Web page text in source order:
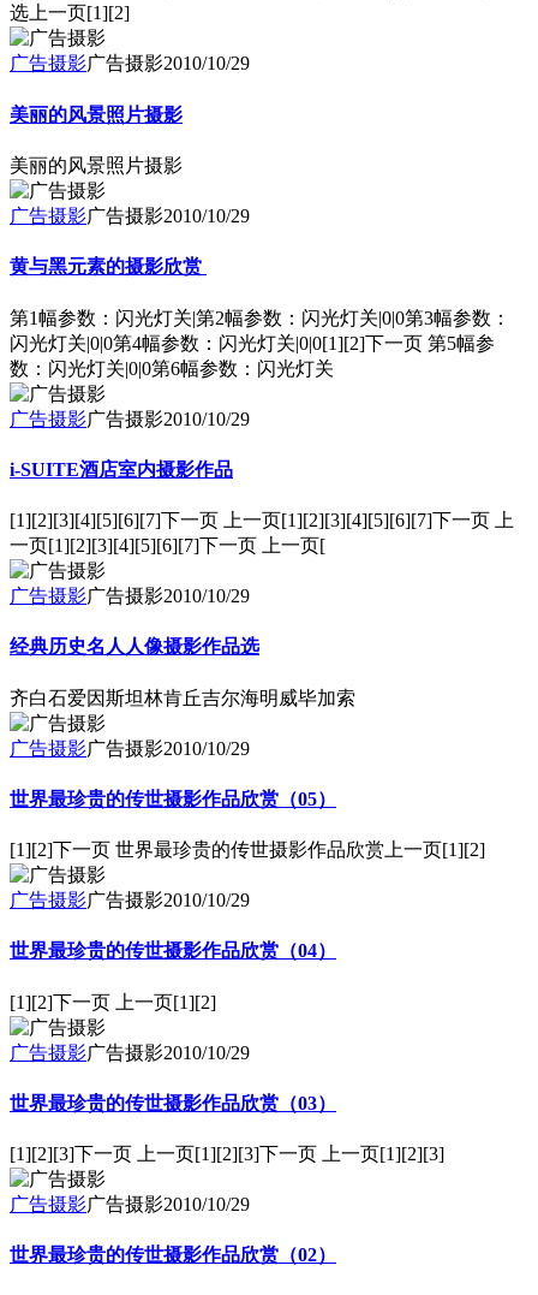
选上一页[1][2]
广告摄影广告摄影2010/10/29
美丽的风景照片摄影
美丽的风景照片摄影
广告摄影广告摄影2010/10/29
黄与黑元素的摄影欣赏
第1幅参数：闪光灯关|第2幅参数：闪光灯关|0|0第3幅参数：
闪光灯关|0|0第4幅参数：闪光灯关|0|0[1][2]下一页 第5幅参
数：闪光灯关|0|0第6幅参数：闪光灯关
广告摄影广告摄影2010/10/29
i-SUITE酒店室内摄影作品
[1][2][3][4][5][6][7]下一页 上一页[1][2][3][4][5][6][7]下一页 上
一页[1][2][3][4][5][6][7]下一页 上一页[
广告摄影广告摄影2010/10/29
经典历史名人人像摄影作品选
齐白石爱因斯坦林肯丘吉尔海明威毕加索
广告摄影广告摄影2010/10/29
世界最珍贵的传世摄影作品欣赏（05）
[1][2]下一页 世界最珍贵的传世摄影作品欣赏上一页[1][2]
广告摄影广告摄影2010/10/29
世界最珍贵的传世摄影作品欣赏（04）
[1][2]下一页 上一页[1][2]
广告摄影广告摄影2010/10/29
世界最珍贵的传世摄影作品欣赏（03）
[1][2][3]下一页 上一页[1][2][3]下一页 上一页[1][2][3]
广告摄影广告摄影2010/10/29
世界最珍贵的传世摄影作品欣赏（02）